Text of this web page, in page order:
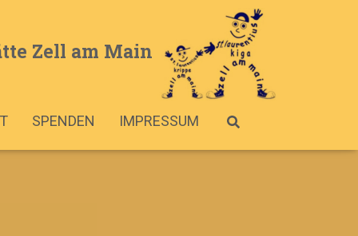
Zell am Main
SPENDEN IMPRESSUM